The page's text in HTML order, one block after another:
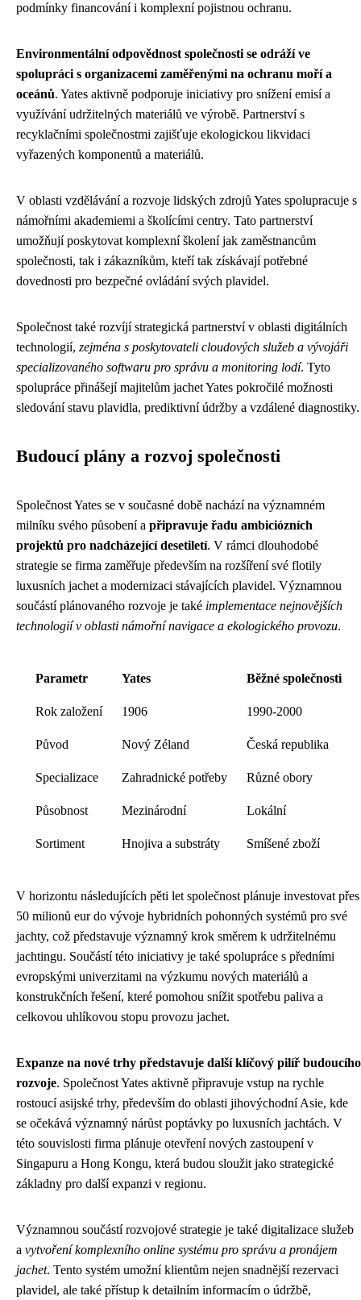
podmínky financování i komplexní pojistnou ochranu.
Environmentální odpovědnost společnosti se odráží ve
spolupráci s organizacemi zaměřenými na ochranu moří a
oceánů. Yates aktivně podporuje iniciativy pro snížení emisí a
využívání udržitelných materiálů ve výrobě. Partnerství s
recyklačními společnostmi zajišťuje ekologickou likvidaci
vyřazených komponentů a materiálů.
V oblasti vzdělávání a rozvoje lidských zdrojů Yates spolupracuje s
námořními akademiemi a školícími centry. Tato partnerství
umožňují poskytovat komplexní školení jak zaměstnancům
společnosti, tak i zákazníkům, kteří tak získávají potřebné
dovednosti pro bezpečné ovládání svých plavidel.
Společnost také rozvíjí strategická partnerství v oblasti digitálních
technologií, zejména s poskytovateli cloudových služeb a vývojáři
specializovaného softwaru pro správu a monitoring lodí. Tyto
spolupráce přinášejí majitelům jachet Yates pokročilé možnosti
sledování stavu plavidla, prediktivní údržby a vzdálené diagnostiky.
Budoucí plány a rozvoj společnosti
Společnost Yates se v současné době nachází na významném
milníku svého působení a připravuje řadu ambiciózních
projektů pro nadcházející desetiletí. V rámci dlouhodobé
strategie se firma zaměřuje především na rozšíření své flotily
luxusních jachet a modernizaci stávajících plavidel. Významnou
součástí plánovaného rozvoje je také implementace nejnovějších
technologií v oblasti námořní navigace a ekologického provozu.
Parametr Yates Běžné společnosti
Rok založení 1906 1990-2000
Původ Nový Zéland Česká republika
Specializace Zahradnické potřeby Různé obory
Působnost Mezinárodní Lokální
Sortiment Hnojiva a substráty Smíšené zboží
V horizontu následujících pěti let společnost plánuje investovat přes
50 milionů eur do vývoje hybridních pohonných systémů pro své
jachty, což představuje významný krok směrem k udržitelnému
jachtingu. Součástí této iniciativy je také spolupráce s předními
evropskými univerzitami na výzkumu nových materiálů a
konstrukčních řešení, které pomohou snížit spotřebu paliva a
celkovou uhlíkovou stopu provozu jachet.
Expanze na nové trhy představuje další klíčový pilíř budoucího
rozvoje. Společnost Yates aktivně připravuje vstup na rychle
rostoucí asijské trhy, především do oblasti jihovýchodní Asie, kde
se očekává významný nárůst poptávky po luxusních jachtách. V
této souvislosti firma plánuje otevření nových zastoupení v
Singapuru a Hong Kongu, která budou sloužit jako strategické
základny pro další expanzi v regionu.
Významnou součástí rozvojové strategie je také digitalizace služeb
a vytvoření komplexního online systému pro správu a pronájem
jachet. Tento systém umožní klientům nejen snadnější rezervaci
plavidel, ale také přístup k detailním informacím o údržbě,